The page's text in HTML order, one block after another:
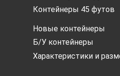
Контейнеры 45 футов
Новые контейнеры
Б/У контейнеры
Характеристики и